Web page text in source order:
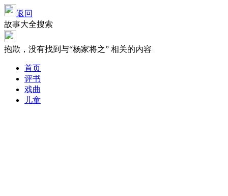
返回
故事大全搜索
抱歉，没有找到与“杨家将之” 相关的内容
首页
评书
戏曲
儿童